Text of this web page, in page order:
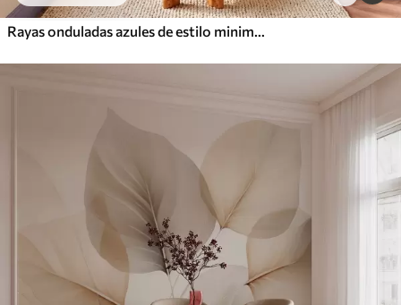
Rayas onduladas azules de estilo minimalista